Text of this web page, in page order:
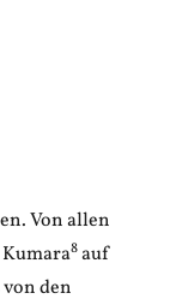
Von allen
8auf
den